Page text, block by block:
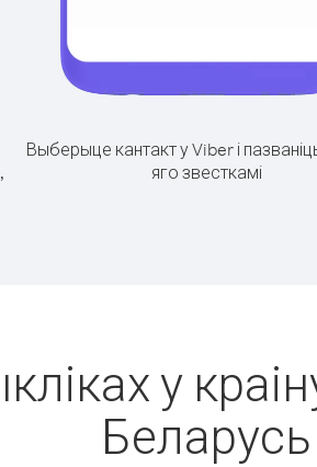
Выберыце кантакт у Viber і
яго звесткамі
у
Беларусь